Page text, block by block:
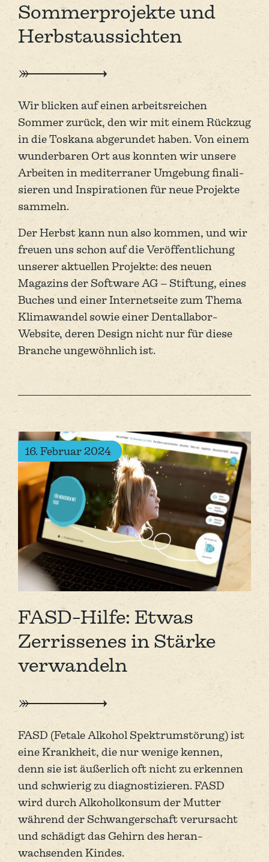
Sommerprojekte und
Herbstaussichten
Wir blicken auf einen arbeits­reichen
Sommer zurück, den wir mit einem Rück­zug
in die Toskana ab­gerun­det haben. Von einem
wunder­baren Ort aus konnten wir unsere
Arbeiten in mediterraner Um­gebung finali­
sieren und Inspira­tionen für neue Projekte
sammeln.
Der Herbst kann nun also kommen, und wir
freuen uns schon auf die Veröffentli­chung
unserer aktuellen Projekte: des neuen
Magazins der Software AG – Stiftung, eines
Buches und einer Internet­seite zum Thema
Klima­wandel sowie einer Dental­labor-
Website, deren Design nicht nur für diese
Branche un­gewöhnlich ist.
16. Februar 2024
FASD-Hilfe: Etwas
Zerrissenes in Stärke
verwandeln
FASD (Fetale Alkohol Spektrum­störung) ist
eine Krankheit, die nur wenige kennen,
denn sie ist äußerlich oft nicht zu erkennen
und schwierig zu diagnosti­zieren. FASD
wird durch Alkohol­konsum der Mutter
während der Schwanger­schaft verursacht
und schädigt das Gehirn des heran­
wachsenden Kindes.